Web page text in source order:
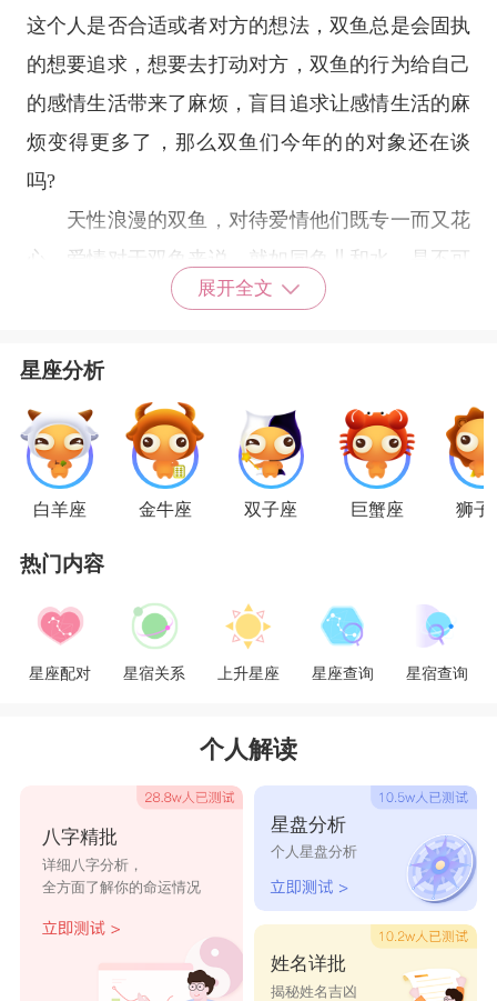
这个人是否合适或者对方的想法，双鱼总是会固执
的想要追求，想要去打动对方，双鱼的行为给自己
的感情生活带来了麻烦，盲目追求让感情生活的麻
烦变得更多了，那么双鱼们今年的的对象还在谈
吗?
天性浪漫的双鱼，对待爱情他们既专一而又花
心。爱情对于双鱼来说，就如同鱼儿和水，是不可
或缺的，他们时时刻刻都渴望这一段美好的爱情。
就像龙卷风，很快双鱼就能够投入到下一段感情，
好了伤疤忘了疼，这样的双鱼在今年可能会经历很
多段恋情，但每段都不是很长久。
天蝎座
强烈的占有欲与控制欲;因此在恋情中相对比较强
势，也更加霸道。故而在恋爱时经常会让对方感到
压力很大，生活中产生的摩擦很多，矛盾也很频
繁。2021年，天蝎座的性格会令他们感到疲倦，所
半的掌控欲日渐增强，这会让对方厌倦且感觉到迷
茫，觉得自己没有了私生活，久而久之麻烦就产生
了。在分手之后天蝎会久久不能忘怀，容易活在过
去的回忆中，哪怕当初两个人分手之时多么的不和
睦，现如今想起来也都是甜蜜美好的回忆，而那些
曾经坏的记忆全部忘光光，甚至不停的反省自己，
展开全文
星座分析
白羊座 金牛座 双子座 巨蟹座 狮子
热门内容
星座配对 星宿关系 上升星座 星座查询 星宿查询
个人解读
八字精批
详细八字分析，
全方面了解你的命运情况
星盘分析
个人星盘分析
姓名详批
揭秘姓名吉凶